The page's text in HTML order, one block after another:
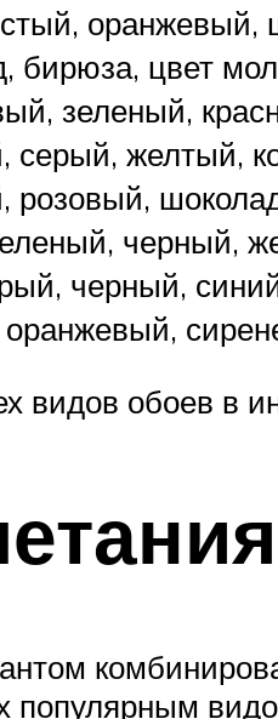
оранжевый,
бирюза, цвет
зеленый,
серый, желтый,
розовый,
черный,
черный,
видов обоев в
популярным